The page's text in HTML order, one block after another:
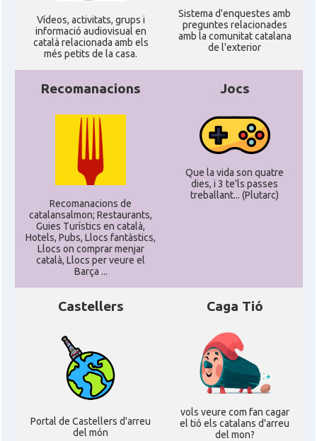
Acció Acció a Washington DC
Acció
Delegació del Govern als Estats
Delegació
Delegació del Govern als Estats
Consolat Consolat general a Boston
Consolat Consolat general a Chicago
Consolat Consolat general a Houston
Consolat Consolat general a Miami
Consolat general a New York City
Ví­deos, activitats, grups i
informació audiovisual en
català relacionada amb els
més petits de la casa.
Sistema d'enquestes amb
preguntes relacionades
amb la comunitat catalana
de l'exterior
Recomanacions
Recomanacions de
catalansalmon; Restaurants,
Guies Turístics en català,
Hotels, Pubs, Llocs fantàstics,
Llocs on comprar menjar
català, Llocs per veure el
Barça ...
Jocs
Que la vida son quatre
dies, i 3 te'ls passes
treballant... (Plutarc)
Castellers
Portal de Castellers d'arreu
del món
Caga Tió
vols veure com fan cagar
el tió els catalans d'arreu
del mon?